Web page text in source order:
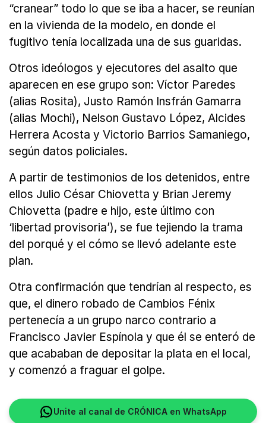
“cranear” todo lo que se iba a hacer, se reunían
en la vivienda de la modelo, en donde el
fugitivo tenía localizada una de sus guaridas.
Otros ideólogos y ejecutores del asalto que
aparecen en ese grupo son: Víctor Paredes
(alias Rosita), Justo Ramón Insfrán Gamarra
(alias Mochi), Nelson Gustavo López, Alcides
Herrera Acosta y Victorio Barrios Samaniego,
según datos policiales.
A partir de testimonios de los detenidos, entre
ellos Julio César Chiovetta y Brian Jeremy
Chiovetta (padre e hijo, este último con
‘libertad provisoria’), se fue tejiendo la trama
del porqué y el cómo se llevó adelante este
plan.
Otra confirmación que tendrían al respecto, es
que, el dinero robado de Cambios Fénix
pertenecía a un grupo narco contrario a
Francisco Javier Espínola y que él se enteró de
que acababan de depositar la plata en el local,
y comenzó a fraguar el golpe.
Unite al canal de CRÓNICA en WhatsApp